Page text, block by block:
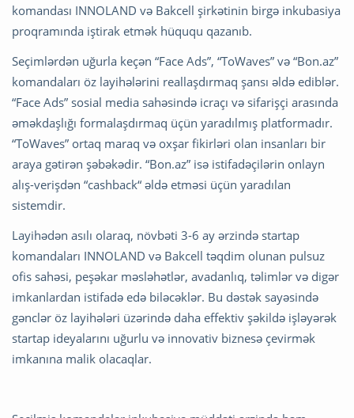
komandası INNOLAND və Bakcell şirkətinin birgə inkubasiya
proqramında iştirak etmək hüququ qazanıb.
Seçimlərdən uğurla keçən “Face Ads”, “ToWaves” və “Bon.az”
komandaları öz layihələrini reallaşdırmaq şansı əldə ediblər.
“Face Ads” sosial media sahəsində icraçı və sifarişçi arasında
əməkdaşlığı formalaşdırmaq üçün yaradılmış platformadır.
“ToWaves” ortaq maraq və oxşar fikirləri olan insanları bir
araya gətirən şəbəkədir. “Bon.az” isə istifadəçilərin onlayn
alış-verişdən “cashback“ əldə etməsi üçün yaradılan
sistemdir.
Layihədən asılı olaraq, növbəti 3-6 ay ərzində startap
komandaları INNOLAND və Bakcell təqdim olunan pulsuz
ofis sahəsi, peşəkar məsləhətlər, avadanlıq, təlimlər və digər
imkanlardan istifadə edə biləcəklər. Bu dəstək sayəsində
gənclər öz layihələri üzərində daha effektiv şəkildə işləyərək
startap ideyalarını uğurlu və innovativ biznesə çevirmək
imkanına malik olacaqlar.